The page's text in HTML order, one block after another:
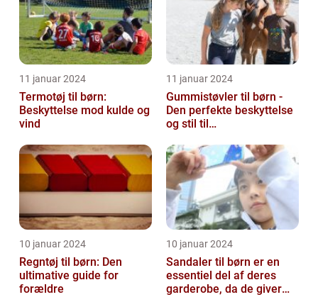
11 januar 2024
Termotøj til børn:
Beskyttelse mod kulde og
vind
11 januar 2024
Gummistøvler til børn -
Den perfekte beskyttelse
og stil til
10 januar 2024
Regntøj til børn: Den
ultimative guide for
forældre
10 januar 2024
Sandaler til børn er en
essentiel del af deres
garderobe, da de giver